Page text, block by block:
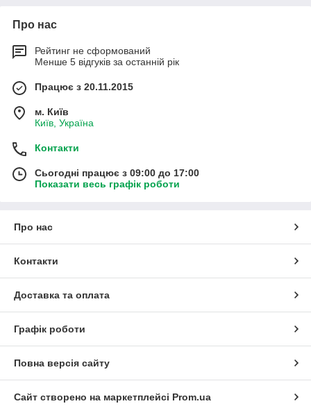
Про нас
Рейтинг не сформований
Менше 5 відгуків за останній рік
Працює з 20.11.2015
м. Київ
Київ, Україна
Контакти
Сьогодні працює з 09:00 до 17:00
Показати весь графік роботи
Про нас
Контакти
Доставка та оплата
Графік роботи
Повна версія сайту
Сайт створено на маркетплейсі Prom.ua